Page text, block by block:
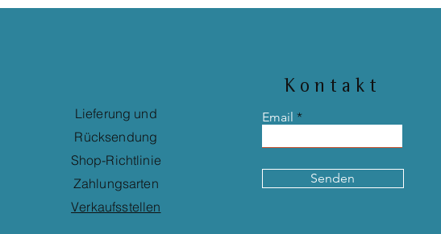
Lieferung und
Rücksendung
Shop-Richtlinie
Zahlungsarten
Verkaufsstellen
Kontakt
Email
Senden